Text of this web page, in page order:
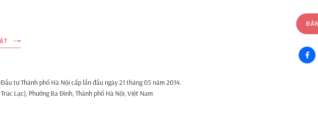
tư Thành phố Hà Nội cấp lần đầu ngày 21 tháng 05 năm 2014.
Lạc), Phường Ba Đình, Thành phố Hà Nội, Việt Nam